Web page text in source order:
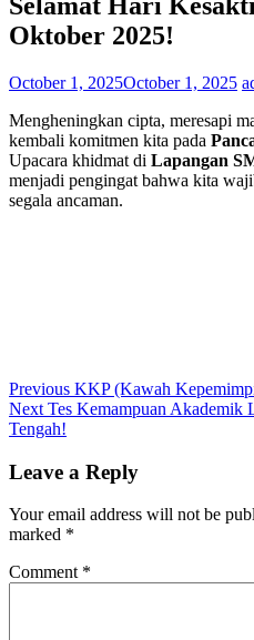
Oktober 2025!
October 1, 2025October 1, 2025
Mengheningkan cipta, meresapi
kembali komitmen kita pada
Upacara khidmat di Lapangan
menjadi pengingat bahwa kita
segala ancaman.
Post
navigation
Previous Previous
post:
KKP (Kawah
Next Next
post:
Tes Kemampuan Akademik
Tengah!
Leave a Reply
Your email address will not be
marked *
Comment *